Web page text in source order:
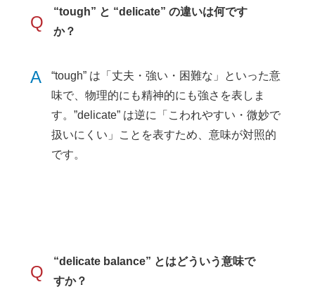
Q
“tough” と “delicate” の違いは何です
か？
A
“tough” は「丈夫・強い・困難な」といった意
味で、物理的にも精神的にも強さを表しま
す。”delicate” は逆に「こわれやすい・微妙で
扱いにくい」ことを表すため、意味が対照的
です。
Q
“delicate balance” とはどういう意味で
すか？